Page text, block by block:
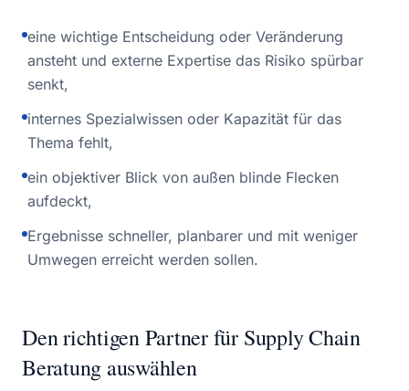
eine wichtige Entscheidung oder Veränderung
ansteht und externe Expertise das Risiko spürbar
senkt,
internes Spezialwissen oder Kapazität für das
Thema fehlt,
ein objektiver Blick von außen blinde Flecken
aufdeckt,
Ergebnisse schneller, planbarer und mit weniger
Umwegen erreicht werden sollen.
Den richtigen Partner für Supply Chain
Beratung auswählen